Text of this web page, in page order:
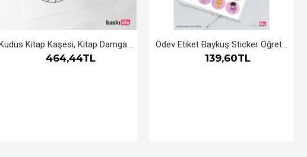
Kudüs Kitap Kaşesi, Kitap Damgası, Kitap Mührü
464,44TL
Ödev Etiket Baykuş Sticker Öğretmen Aferin Harikasın Etiketleri 196 Adet
139,60TL